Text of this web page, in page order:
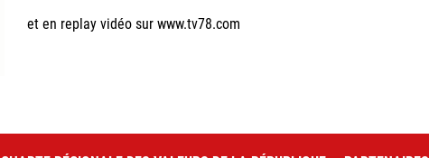
et en replay vidéo sur www.tv78.com